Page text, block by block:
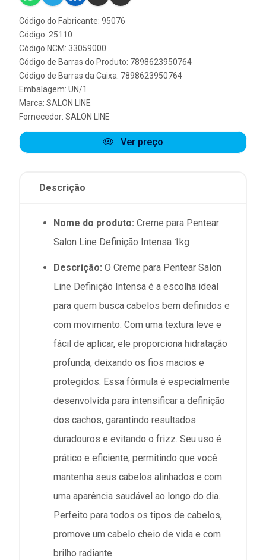
Código do Fabricante: 95076
Código: 25110
Código NCM: 33059000
Código de Barras do Produto: 7898623950764
Código de Barras da Caixa: 7898623950764
Embalagem: UN/1
Marca: SALON LINE
Fornecedor: SALON LINE
Ver preço
Descrição
Nome do produto: Creme para Pentear
Salon Line Definição Intensa 1kg
Descrição: O Creme para Pentear Salon
Line Definição Intensa é a escolha ideal
para quem busca cabelos bem definidos e
com movimento. Com uma textura leve e
fácil de aplicar, ele proporciona hidratação
profunda, deixando os fios macios e
protegidos. Essa fórmula é especialmente
desenvolvida para intensificar a definição
dos cachos, garantindo resultados
duradouros e evitando o frizz. Seu uso é
prático e eficiente, permitindo que você
mantenha seus cabelos alinhados e com
uma aparência saudável ao longo do dia.
Perfeito para todos os tipos de cabelos,
promove um cabelo cheio de vida e com
brilho radiante.